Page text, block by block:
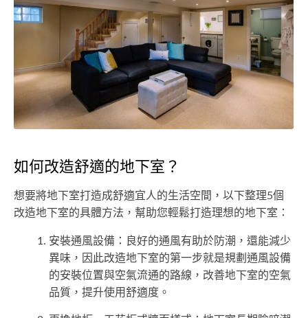
如何改造舒適的地下室？
想要將地下室打造成舒適宜人的生活空間，以下整理5個
改造地下室的具體方法，幫助您輕鬆打造理想的地下室：
安裝通風設備：良好的通風有助於防潮，還能減少
異味，因此改造地下室的第一步就是規劃通風設備
的安裝位置與空氣流通的路線，改善地下室的空氣
品質，提升使用舒適度。